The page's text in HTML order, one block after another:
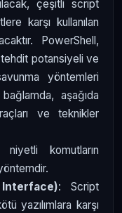
çeşitli script
karşı kullanılan
PowerShell,
potansiyeli ve
yöntemleri
aşağıda
ve teknikler
komutların
: Script
yazılımlara karşı